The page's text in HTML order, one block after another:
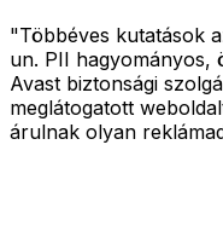
"Többéves kutatások
un. PII hagyományos,
Avast biztonsági
meglátogatott
árulnak olyan